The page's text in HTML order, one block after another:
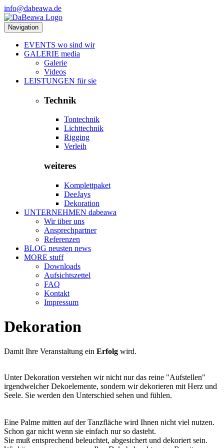
info@dabeawa.de
Navigation
EVENTS wo sind wir
GALERIE media
Galerie
Videos
LEISTUNGEN für sie
Technik
Tontechnik
Lichttechnik
Rigging
Verleih
weiteres
Komplettpaket
DeeJays
Dekoration
UNTERNEHMEN dabeawa
Wir über uns
Ansprechpartner
Referenzen
BLOG neusten news
MORE stuff
Downloads
Aufsichtszettel
FAQ
Kontakt
Impressum
Dekoration
Damit Ihre Veranstaltung ein Erfolg wird.
Unter Dekoration verstehen wir nicht nur das reine "Aufstellen"
irgendwelcher Dekoelemente, sondern wir dekorieren mit Herz und
Seele. Sie werden den Unterschied sehen und fühlen.
Eine Palme mitten auf der Tanzfläche wird Ihnen nicht viel nutzen.
Schon gar nicht wenn sie einfach nur so dasteht.
Sie muß entsprechend beleuchtet, abgesichert und dekoriert sein.